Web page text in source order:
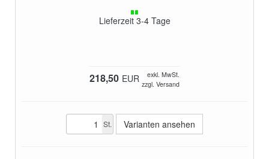
Lieferzeit 3-4 Tage
218,50 EUR
exkl. MwSt.
zzgl. Versand
St. Varianten ansehen